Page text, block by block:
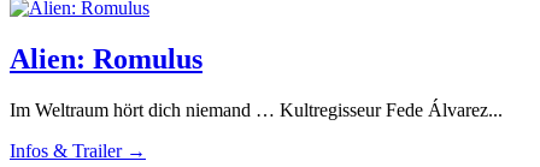
Alien: Romulus
Im Weltraum hört dich niemand … Kultregisseur Fede Álvarez...
Infos & Trailer →